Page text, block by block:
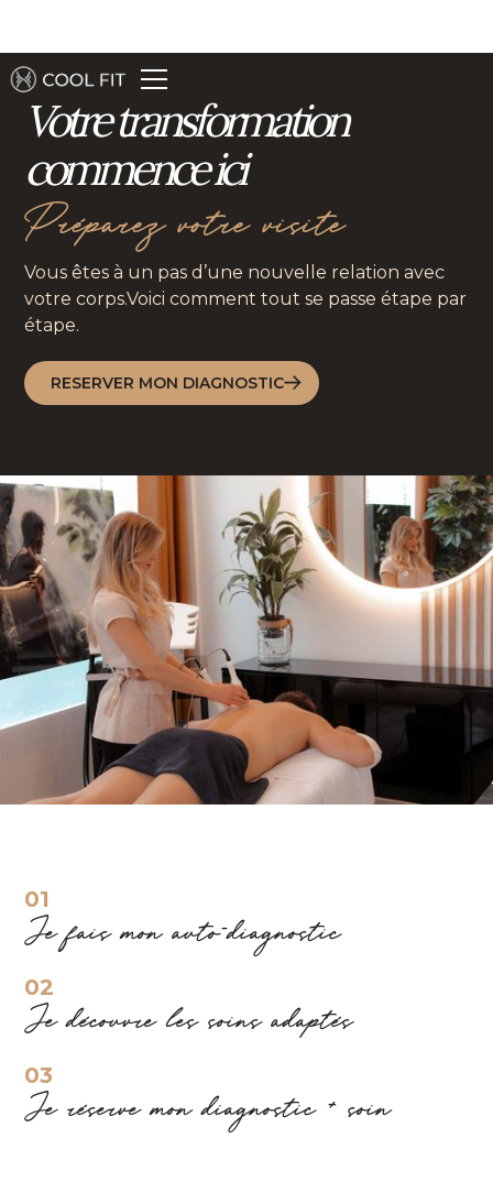
Votre transformation
commence ici
Préparez votre visite
Vous êtes à un pas d’une nouvelle relation avec
votre corps.Voici comment tout se passe étape par
étape.
RESERVER MON DIAGNOSTIC
01
Je fais mon auto-diagnostic
02
Je découvre les soins adaptés
03
Je réserve mon diagnostic + soin